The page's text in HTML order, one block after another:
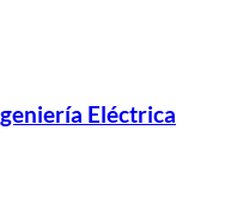
Eléctrica